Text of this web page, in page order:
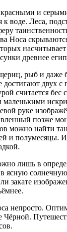
и
воде. Леса,
Носа
древнее
рыб и даже
двух с
считается бес
маленькими
руке
позже
можно найти
и полумесяцы.
лишь в
ясную
закате
непросто.
Чёрной.